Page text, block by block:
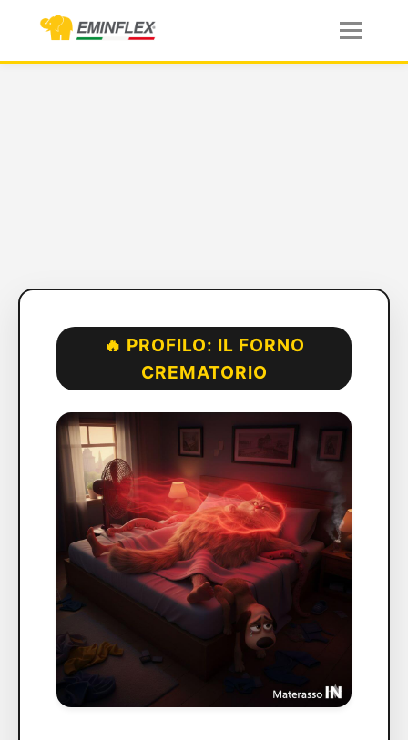
🔥 PROFILO: IL FORNO
CREMATORIO